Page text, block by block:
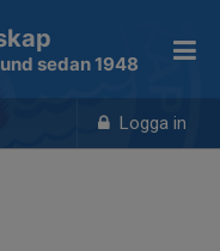
Logga in
sedan 1948